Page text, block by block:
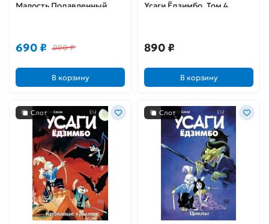
Малость Подавленный
690 ₽ 990 ₽
В корзину
Усаги Ёдзимбо. Том 4.
890 ₽
В корзину
Слот Слот